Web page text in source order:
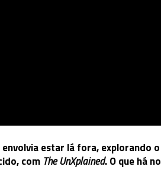
estar lá fora, explorando o
com The UnXplained. O que há no